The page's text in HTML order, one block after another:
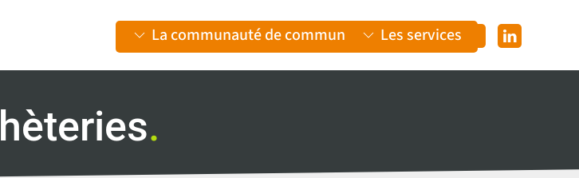
La communauté de communes Les services
.